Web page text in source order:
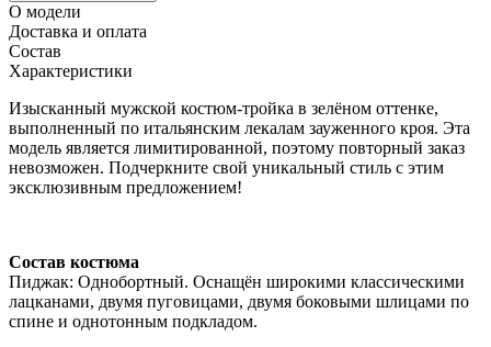
О модели
Доставка и оплата
Состав
Характеристики
Изысканный мужской костюм-тройка в зелёном оттенке,
выполненный по итальянским лекалам зауженного кроя. Эта
модель является лимитированной, поэтому повторный заказ
невозможен. Подчеркните свой уникальный стиль с этим
эксклюзивным предложением!
Состав костюма
Пиджак: Однобортный. Оснащён широкими классическими
лацканами, двумя пуговицами, двумя боковыми шлицами по
спине и однотонным подкладом.